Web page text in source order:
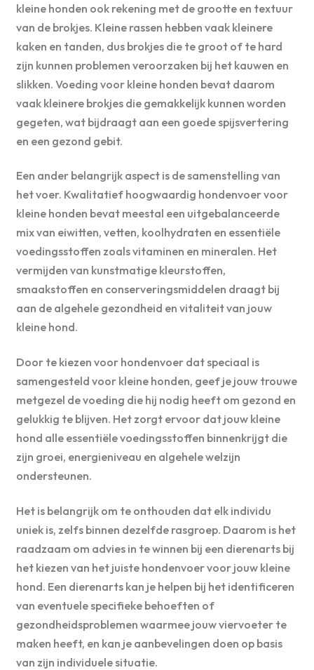
kleine honden ook rekening met de grootte en textuur
van de brokjes. Kleine rassen hebben vaak kleinere
kaken en tanden, dus brokjes die te groot of te hard
zijn kunnen problemen veroorzaken bij het kauwen en
slikken. Voeding voor kleine honden bevat daarom
vaak kleinere brokjes die gemakkelijk kunnen worden
gegeten, wat bijdraagt aan een goede spijsvertering
en een gezond gebit.
Een ander belangrijk aspect is de samenstelling van
het voer. Kwalitatief hoogwaardig hondenvoer voor
kleine honden bevat meestal een uitgebalanceerde
mix van eiwitten, vetten, koolhydraten en essentiële
voedingsstoffen zoals vitaminen en mineralen. Het
vermijden van kunstmatige kleurstoffen,
smaakstoffen en conserveringsmiddelen draagt bij
aan de algehele gezondheid en vitaliteit van jouw
kleine hond.
Door te kiezen voor hondenvoer dat speciaal is
samengesteld voor kleine honden, geef je jouw trouwe
metgezel de voeding die hij nodig heeft om gezond en
gelukkig te blijven. Het zorgt ervoor dat jouw kleine
hond alle essentiële voedingsstoffen binnenkrijgt die
zijn groei, energieniveau en algehele welzijn
ondersteunen.
Het is belangrijk om te onthouden dat elk individu
uniek is, zelfs binnen dezelfde rasgroep. Daarom is het
raadzaam om advies in te winnen bij een dierenarts bij
het kiezen van het juiste hondenvoer voor jouw kleine
hond. Een dierenarts kan je helpen bij het identificeren
van eventuele specifieke behoeften of
gezondheidsproblemen waarmee jouw viervoeter te
maken heeft, en kan je aanbevelingen doen op basis
van zijn individuele situatie.